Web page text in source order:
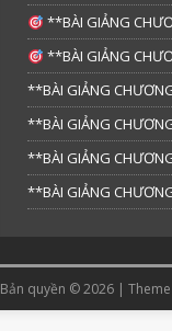
**BÀI GIẢNG
**BÀI GIẢNG
**BÀI GIẢNG
**BÀI GIẢNG
**BÀI GIẢNG
**BÀI GIẢNG
Bản quyền © 2026 |